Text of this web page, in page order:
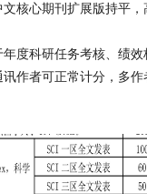
核心期刊扩展版持平，
度科研任务考核、绩
作者可正常计分，多